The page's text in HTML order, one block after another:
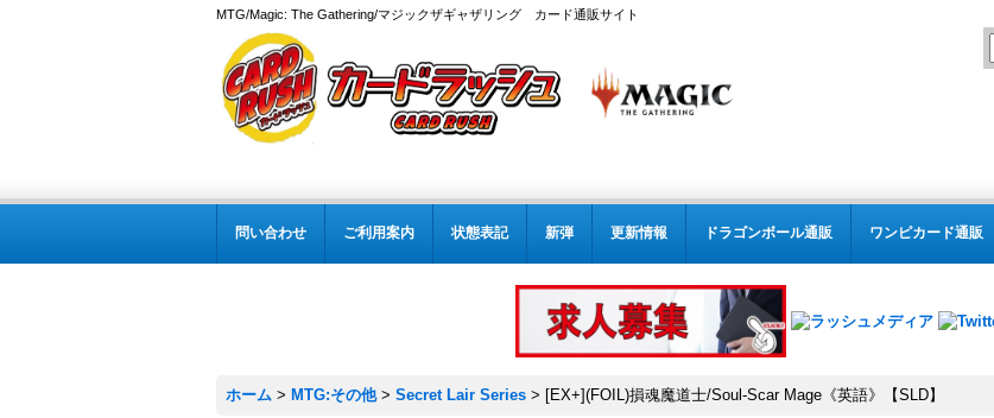
MTG/Magic: The Gathering/マジックザギャザリング カード通販サイト
問い合わせ ご利用案内 状態表記 新弾 更新情報 ドラゴンボール通販 ワンピカード通販
ホーム > MTG:その他 > Secret Lair Series > [EX+](FOIL)損魂魔道士/Soul-Scar Mage《英語》【SLD】